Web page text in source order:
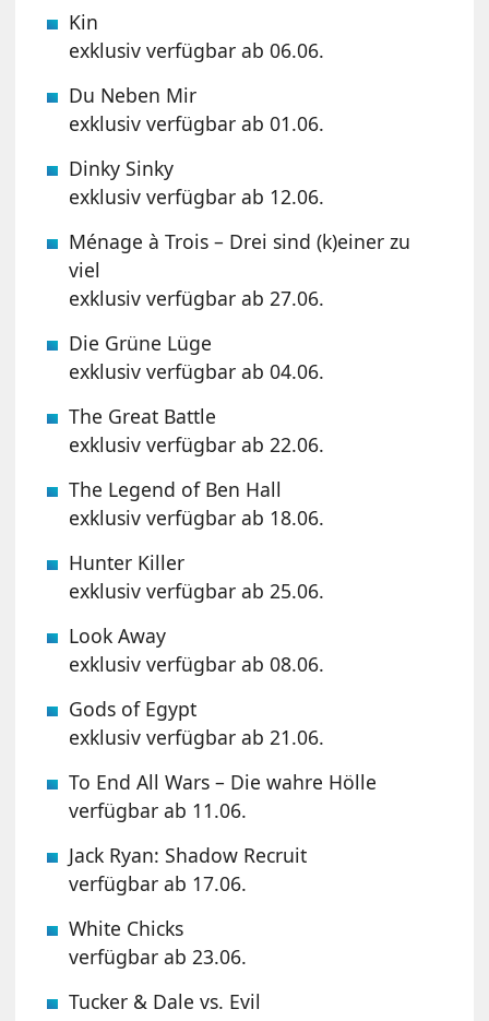
Kin
exklusiv verfügbar ab 06.06.
Du Neben Mir
exklusiv verfügbar ab 01.06.
Dinky Sinky
exklusiv verfügbar ab 12.06.
Ménage à Trois – Drei sind (k)einer zu
viel
exklusiv verfügbar ab 27.06.
Die Grüne Lüge
exklusiv verfügbar ab 04.06.
The Great Battle
exklusiv verfügbar ab 22.06.
The Legend of Ben Hall
exklusiv verfügbar ab 18.06.
Hunter Killer
exklusiv verfügbar ab 25.06.
Look Away
exklusiv verfügbar ab 08.06.
Gods of Egypt
exklusiv verfügbar ab 21.06.
To End All Wars – Die wahre Hölle
verfügbar ab 11.06.
Jack Ryan: Shadow Recruit
verfügbar ab 17.06.
White Chicks
verfügbar ab 23.06.
Tucker & Dale vs. Evil